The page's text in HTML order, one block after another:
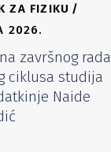
ZA FIZIKU
2026.
završnog rada
ciklusa studija
Naide